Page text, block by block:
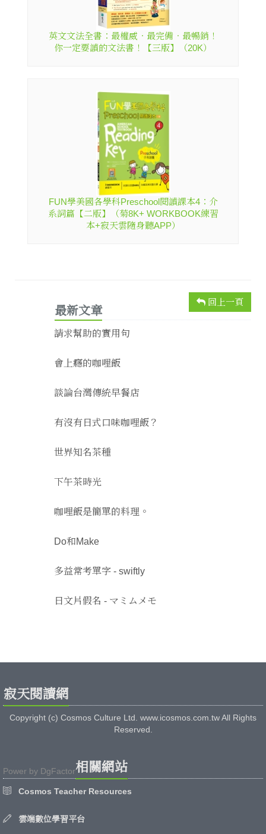
英文文法全書：最權威．最完備．最暢銷！
你一定要讀的文法書！【三版】（20K）
FUN學美國各學科Preschool閱讀課本4：介
系詞篇【二版】（菊8K+ WORKBOOK練習
本+寂天雲隨身聽APP）
回上一頁
最新文章
請求幫助的實用句
會上癮的咖哩飯
談論台灣傳統早餐店
有沒有日式口味咖哩飯？
世界知名茶種
下午茶時光
咖哩飯是簡單的料理。
Do和Make
多益常考單字 - swiftly
日文片假名 - マミムメモ
寂天閱讀網
Copyright (c) Cosmos Culture Ltd. www.icosmos.com.tw All Rights
Reserved.
Power by DgFactor相關網站
Cosmos Teacher Resources
雲端數位學習平台